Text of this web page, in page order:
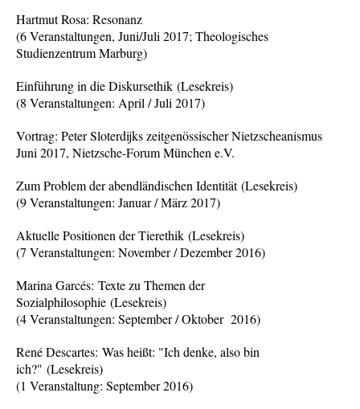
Hartmut Rosa: Resonanz
(6 Veranstaltungen, Juni/Juli 2017; Theologisches
Studienzentrum Marburg)
Einführung in die Diskursethik (Lesekreis)
(8 Veranstaltungen: April / Juli 2017)
Vortrag: Peter Sloterdijks zeitgenössischer Nietzscheanismus
Juni 2017, Nietzsche-Forum München e.V.
Zum Problem der abendländischen Identität (Lesekreis)
(9 Veranstaltungen: Januar / März 2017)
Aktuelle Positionen der Tierethik (Lesekreis)
(7 Veranstaltungen: November / Dezember 2016)
Marina Garcés: Texte zu Themen der
Sozialphilosophie (Lesekreis)
(4 Veranstaltungen: September / Oktober 2016)
René Descartes: Was heißt: "Ich denke, also bin
ich?" (Lesekreis)
(1 Veranstaltung: September 2016)